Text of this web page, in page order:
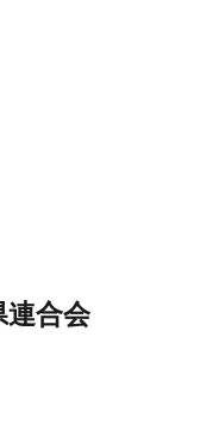
連合会